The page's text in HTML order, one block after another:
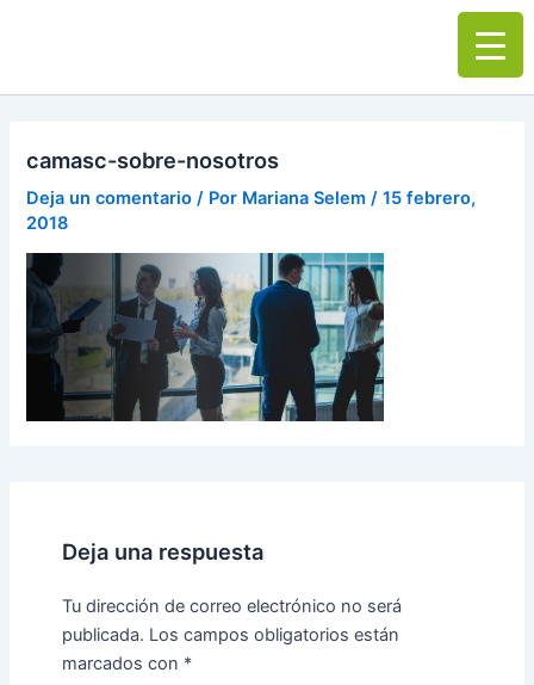
Main
camasc-sobre-nosotros
Deja un comentario / Por Mariana Selem/15 febrero,
2018
Deja una respuesta
Tu dirección de correo electrónico no será
publicada. Los campos obligatorios están
marcados con *